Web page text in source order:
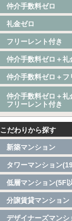
仲介手数料ゼロ
礼金ゼロ
フリーレント付き
仲介手数料ゼロ＋礼
仲介手数料ゼロ＋フ
仲介手数料ゼロ＋礼
フリーレント付き
こだわりから探す
新築マンション
タワーマンション
低層マンション(5F
分譲賃貸マンション
デザイナーズマンシ